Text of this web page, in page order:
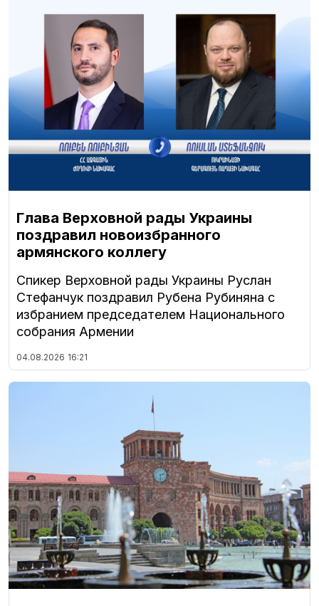
Глава Верховной рады Украины
поздравил новоизбранного
армянского коллегу
Спикер Верховной рады Украины Руслан
Стефанчук поздравил Рубена Рубиняна с
избранием председателем Национального
собрания Армении
04.08.2026 16:21